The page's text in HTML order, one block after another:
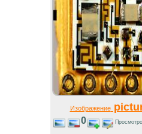
Изображение
0